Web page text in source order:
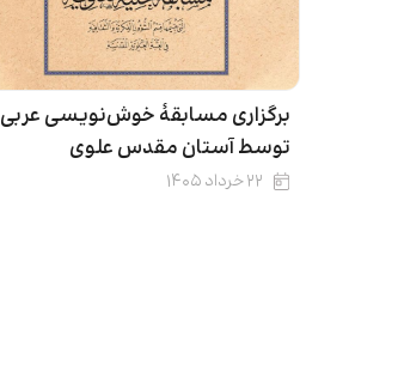
برگزاری مسابقۀ خوش‌نویسی عربی
توسط آستان مقدس علوی
۲۲ خرداد ۱۴۰۵